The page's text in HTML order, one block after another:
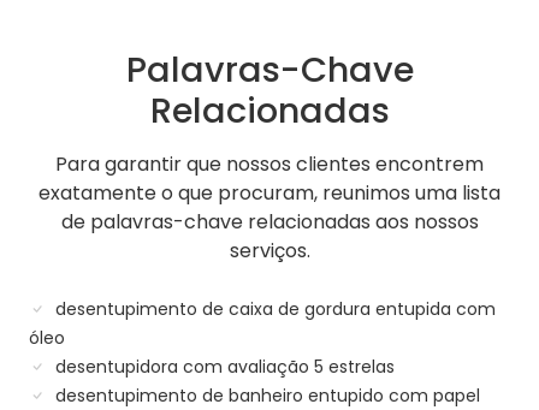
Palavras-Chave
Relacionadas
Para garantir que nossos clientes encontrem
exatamente o que procuram, reunimos uma lista
de palavras-chave relacionadas aos nossos
serviços.
desentupimento de caixa de gordura entupida com
óleo
desentupidora com avaliação 5 estrelas
desentupimento de banheiro entupido com papel